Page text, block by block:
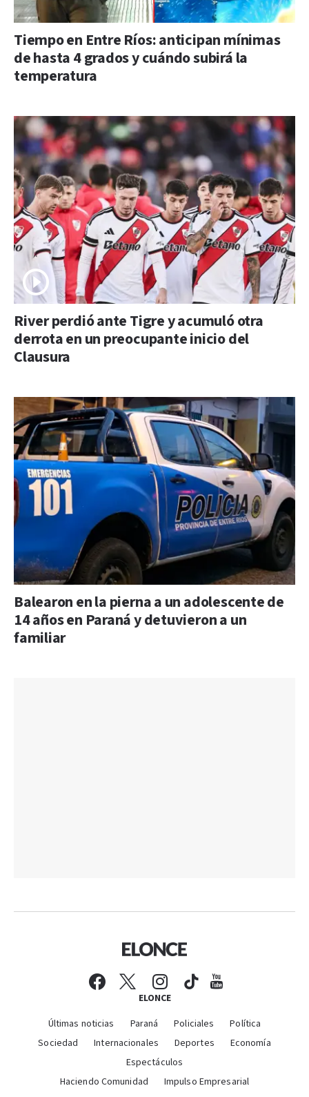
Tiempo en Entre Ríos: anticipan mínimas
de hasta 4 grados y cuándo subirá la
temperatura
River perdió ante Tigre y acumuló otra
derrota en un preocupante inicio del
Clausura
Balearon en la pierna a un adolescente de
14 años en Paraná y detuvieron a un
familiar
ELONCE
Últimas noticias Paraná Policiales
Política
Sociedad
Internacionales Deportes
Economía
Espectáculos
Haciendo Comunidad
Impulso Empresarial